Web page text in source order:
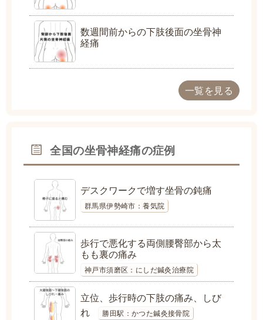
数週間前からの下肢後面の坐骨神
経痛
一覧を見る
全国の坐骨神経痛の症例
デスクワークで増す坐骨の鈍痛
群馬県伊勢崎市：養気院
歩行で悪化する両側腰臀部から太
もも裏の痛み
神戸市須磨区：にしだ鍼灸治療院
立位、歩行時の下肢の痛み、しび
れ
勝田駅：かつた鍼灸接骨院